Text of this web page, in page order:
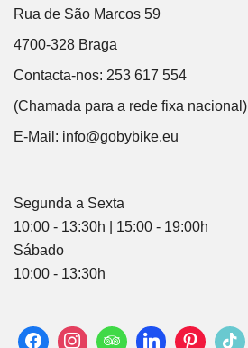
Rua de São Marcos 59
4700-328 Braga
Contacta-nos: 253 617 554
(Chamada para a rede fixa nacional)
E-Mail: info@gobybike.eu
Segunda a Sexta
10:00 - 13:30h | 15:00 - 19:00h
Sábado
10:00 - 13:30h